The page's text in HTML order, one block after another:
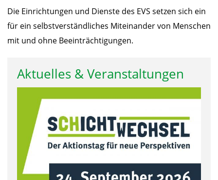
Die Einrichtungen und Dienste des EVS setzen sich ein
für ein selbstverständliches Miteinander von Menschen
mit und ohne Beeinträchtigungen.
Aktuelles & Veranstaltungen